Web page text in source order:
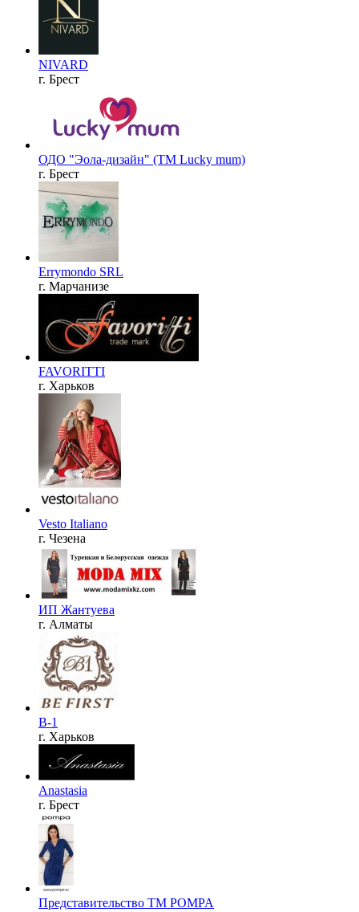
NIVARD
г. Брест
ОДО "Эола-дизайн" (ТМ Lucky mum)
г. Брест
Errymondo SRL
г. Марчанизе
FAVORITTI
г. Харьков
Vesto Italiano
г. Чезена
ИП Жантуева
г. Алматы
B-1
г. Харьков
Anastasia
г. Брест
Представительство ТМ POMPA